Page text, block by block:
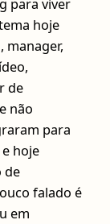
para viver
hoje
manager,
de
não
para
hoje
de
falado é
em